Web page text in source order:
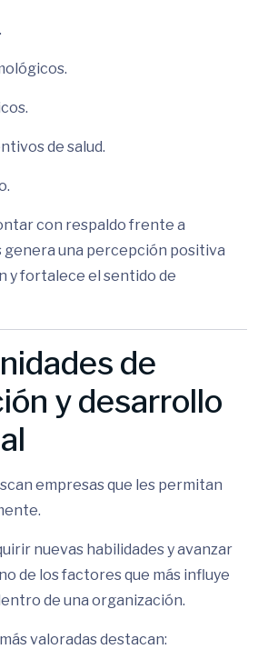
de salud.
con respaldo frente a
genera una percepción positiva
y fortalece el sentido de
de
y desarrollo
empresas que les permitan
nuevas habilidades y avanzar
de los factores que más influye
de una organización.
valoradas destacan: